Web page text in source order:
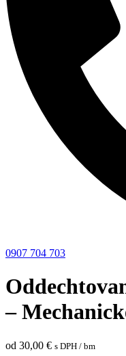
0907 704 703
–
od 30,00 € s DPH / bm